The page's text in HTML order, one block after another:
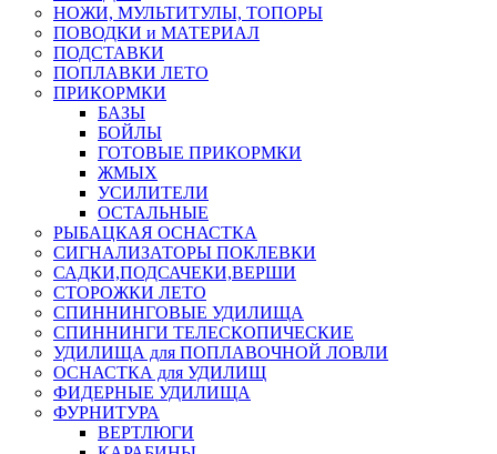
НОЖИ, МУЛЬТИТУЛЫ, ТОПОРЫ
ПОВОДКИ и МАТЕРИАЛ
ПОДСТАВКИ
ПОПЛАВКИ ЛЕТО
ПРИКОРМКИ
БАЗЫ
БОЙЛЫ
ГОТОВЫЕ ПРИКОРМКИ
ЖМЫХ
УСИЛИТЕЛИ
ОСТАЛЬНЫЕ
РЫБАЦКАЯ ОСНАСТКА
СИГНАЛИЗАТОРЫ ПОКЛЕВКИ
САДКИ,ПОДСАЧЕКИ,ВЕРШИ
СТОРОЖКИ ЛЕТО
СПИННИНГОВЫЕ УДИЛИЩА
СПИННИНГИ ТЕЛЕСКОПИЧЕСКИЕ
УДИЛИЩА для ПОПЛАВОЧНОЙ ЛОВЛИ
ОСНАСТКА для УДИЛИЩ
ФИДЕРНЫЕ УДИЛИЩА
ФУРНИТУРА
ВЕРТЛЮГИ